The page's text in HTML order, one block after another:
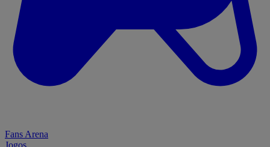
Fans Arena
Jogos